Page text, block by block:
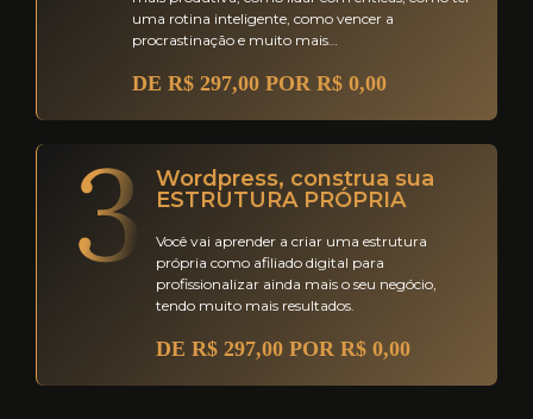
uma rotina inteligente, como vencer a
procrastinação e muito mais…
DE R$ 297,00 POR R$ 0,00
Wordpress, construa sua
ESTRUTURA PRÓPRIA
Você vai aprender a criar uma estrutura
própria como afiliado digital para
profissionalizar ainda mais o seu negócio,
tendo muito mais resultados.
DE R$ 297,00 POR R$ 0,00